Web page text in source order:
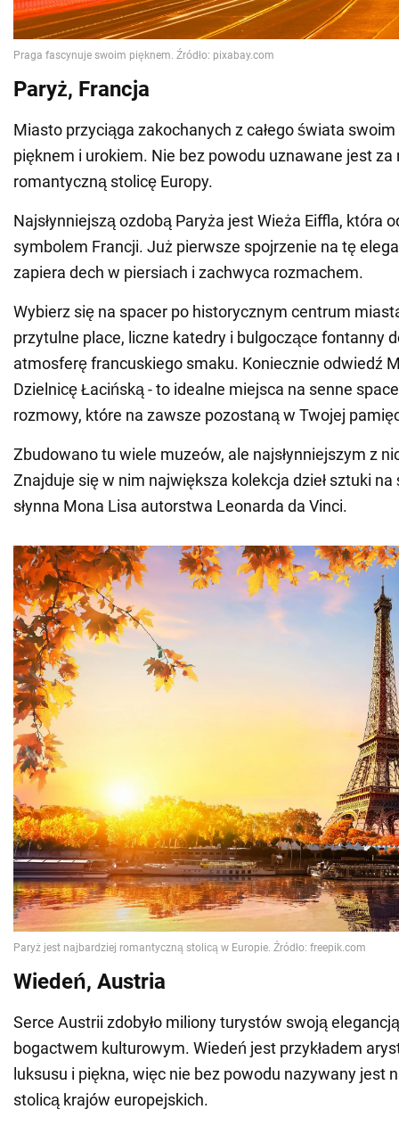
Paryż, Francja
Miasto przyciąga zakochanych z całego świata
pięknem i urokiem. Nie bez powodu uznawane jest za
romantyczną stolicę Europy.
Najsłynniejszą ozdobą Paryża jest Wieża Eiffla, która
symbolem Francji. Już pierwsze spojrzenie na tę
zapiera dech w piersiach i zachwyca rozmachem.
Wybierz się na spacer po historycznym centrum
przytulne place, liczne katedry i bulgoczące fontanny
atmosferę francuskiego smaku. Koniecznie odwiedź
Dzielnicę Łacińską - to idealne miejsca na senne
rozmowy, które na zawsze pozostaną w Twojej
Zbudowano tu wiele muzeów, ale najsłynniejszym z
Znajduje się w nim największa kolekcja dzieł sztuki
słynna Mona Lisa autorstwa Leonarda da Vinci.
Wiedeń, Austria
Serce Austrii zdobyło miliony turystów swoją
bogactwem kulturowym. Wiedeń jest przykładem
luksusu i piękna, więc nie bez powodu nazywany jest
stolicą krajów europejskich.